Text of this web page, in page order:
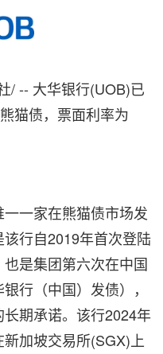
/ -- 大华银行(UOB)已
猫债，票面利率为
一家在熊猫债市场发
行自2019年首次登陆
是集团第六次在中国
行（中国）发债），
期承诺。该行2024年
加坡交易所(SGX)上